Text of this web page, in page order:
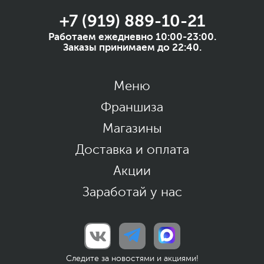
+7 (919) 889-10-21
Работаем ежедневно 10:00-23:00.
Заказы принимаем до 22:40.
Меню
Франшиза
Магазины
Доставка и оплата
Акции
Заработай у нас
Следите за новостями и акциями!